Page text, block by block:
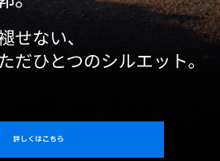
詳しくはこちら